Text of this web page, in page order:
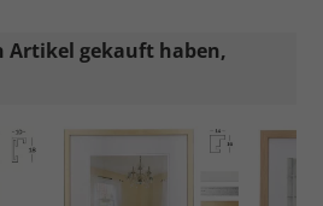
Artikel gekauft haben,